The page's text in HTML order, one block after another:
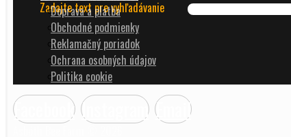
Zadajte text pre vyhľadávanie
Doprava a platba
Obchodné podmienky
Reklamačný poriadok
Ochrana osobných údajov
Politika cookie
Facebook Instagram Email